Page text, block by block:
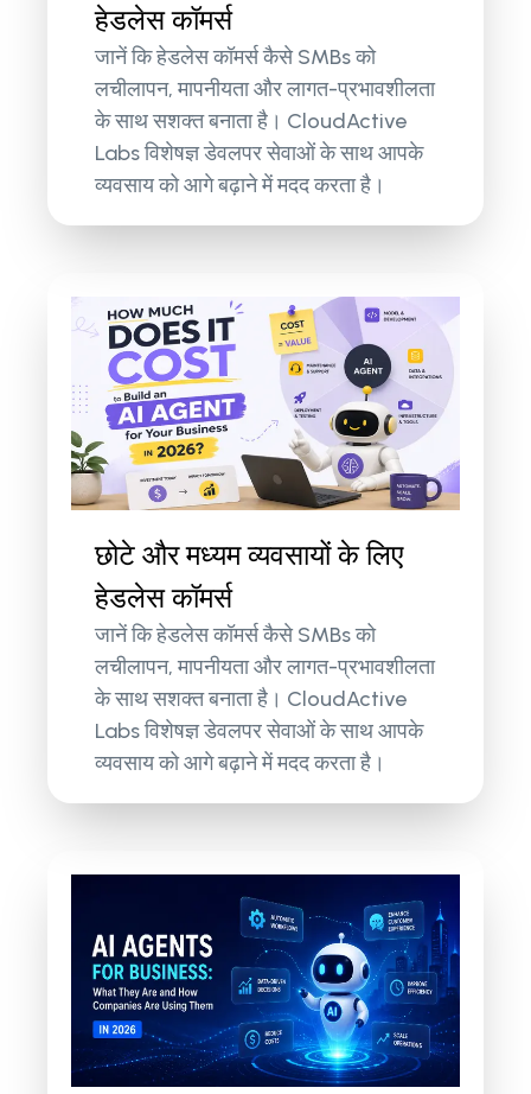
हेडलेस कॉमर्स
जानें कि हेडलेस कॉमर्स कैसे SMBs को
लचीलापन, मापनीयता और लागत-प्रभावशीलता
के साथ सशक्त बनाता है। CloudActive
Labs विशेषज्ञ डेवलपर सेवाओं के साथ आपके
व्यवसाय को आगे बढ़ाने में मदद करता है।
छोटे और मध्यम व्यवसायों के लिए
हेडलेस कॉमर्स
जानें कि हेडलेस कॉमर्स कैसे SMBs को
लचीलापन, मापनीयता और लागत-प्रभावशीलता
के साथ सशक्त बनाता है। CloudActive
Labs विशेषज्ञ डेवलपर सेवाओं के साथ आपके
व्यवसाय को आगे बढ़ाने में मदद करता है।